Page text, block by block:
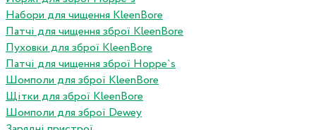
Набори для чищення KleenBore
Патчі для чищення зброї KleenBore
Пуховки для зброї KleenBore
Патчі для чищення зброї Hoppe`s
Шомполи для зброї KleenBore
Щітки для зброї KleenBore
Шомполи для зброї Dewey